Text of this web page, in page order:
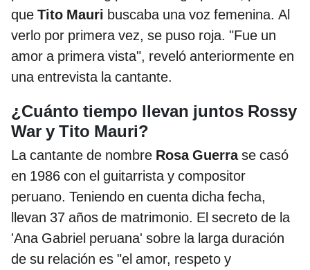
que Tito Mauri buscaba una voz femenina. Al
verlo por primera vez, se puso roja. "Fue un
amor a primera vista", reveló anteriormente en
una entrevista la cantante.
¿Cuánto tiempo llevan juntos Rossy
War y Tito Mauri?
La cantante de nombre Rosa Guerrase casó
en 1986 con el guitarrista y compositor
peruano. Teniendo en cuenta dicha fecha,
llevan 37 años de matrimonio. El secreto de la
'Ana Gabriel peruana' sobre la larga duración
de su relación es "el amor, respeto y